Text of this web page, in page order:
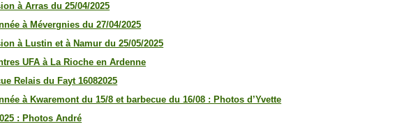
à Arras du 25/04/2025
à Mévergnies du 27/04/2025
à Lustin et à Namur du 25/05/2025
UFA à La Rioche en Ardenne
Relais du Fayt 16082025
à Kwaremont du 15/8 et barbecue du 16/08 : Photos d’Yvette
: Photos André